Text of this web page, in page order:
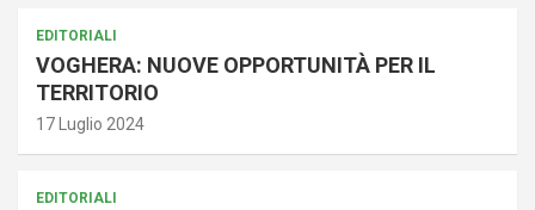
EDITORIALI
VOGHERA: NUOVE OPPORTUNITÀ PER IL
TERRITORIO
17 Luglio 2024
EDITORIALI